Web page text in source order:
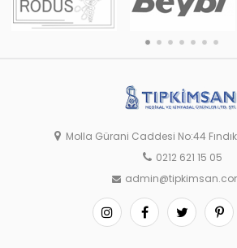
Molla Gürani Caddesi No:44
0212 621 15 05